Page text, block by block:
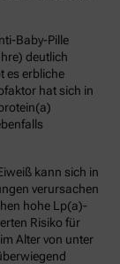
Baby-Pille
deutlich
es erbliche
hat sich in
kann sich in
verursachen
hohe Lp(a)-
Risiko für
Alter von unter